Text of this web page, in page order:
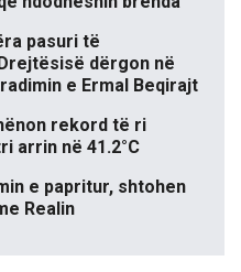
pasuri të
dërgon në
e Ermal Beqirajt
rekord të ri
arrin në 41.2°C
e papritur, shtohen
Realin